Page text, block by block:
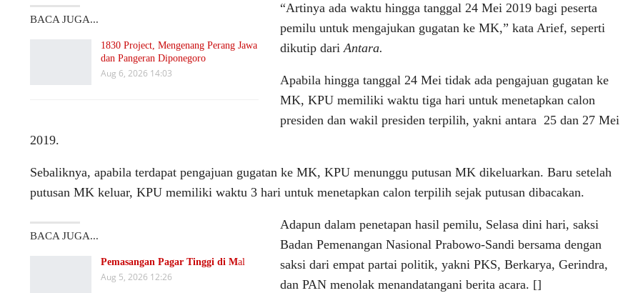
BACA JUGA...
1830 Project, Mengenang Perang Jawa
dan Pangeran Diponegoro
Aug 6, 2026 14:03
“Artinya ada waktu hingga tanggal 24 Mei 2019 bagi peserta
pemilu untuk mengajukan gugatan ke MK,” kata Arief, seperti
dikutip dariAntara.
Apabila hingga tanggal 24 Mei tidak ada pengajuan gugatan ke
MK, KPU memiliki waktu tiga hari untuk menetapkan calon
presiden dan wakil presiden terpilih, yakni antara 25 dan 27 Mei
2019.
Sebaliknya, apabila terdapat pengajuan gugatan ke MK, KPU menunggu putusan MK dikeluarkan. Baru setelah
putusan MK keluar, KPU memiliki waktu 3 hari untuk menetapkan calon terpilih sejak putusan dibacakan.
BACA JUGA...
Pemasangan Pagar Tinggi di Mal
Aug 5, 2026 12:26
Adapun dalam penetapan hasil pemilu, Selasa dini hari, saksi
Badan Pemenangan Nasional Prabowo-Sandi bersama dengan
saksi dari empat partai politik, yakni PKS, Berkarya, Gerindra,
dan PAN menolak menandatangani berita acara. []